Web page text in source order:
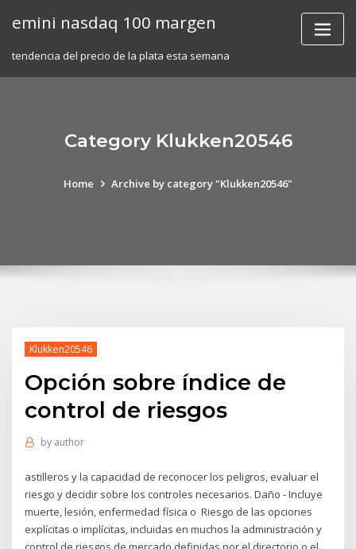
emini nasdaq 100 margen
tendencia del precio de la plata esta semana
Category Klukken20546
Home Archive by category "Klukken20546"
Klukken20546
Opción sobre índice de
control de riesgos
by author
astilleros y la capacidad de reconocer los peligros, evaluar el
riesgo y decidir sobre los controles necesarios. Daño - Incluye
muerte, lesión, enfermedad física o Riesgo de las opciones
explícitas o implícitas, incluidas en muchos la administración y